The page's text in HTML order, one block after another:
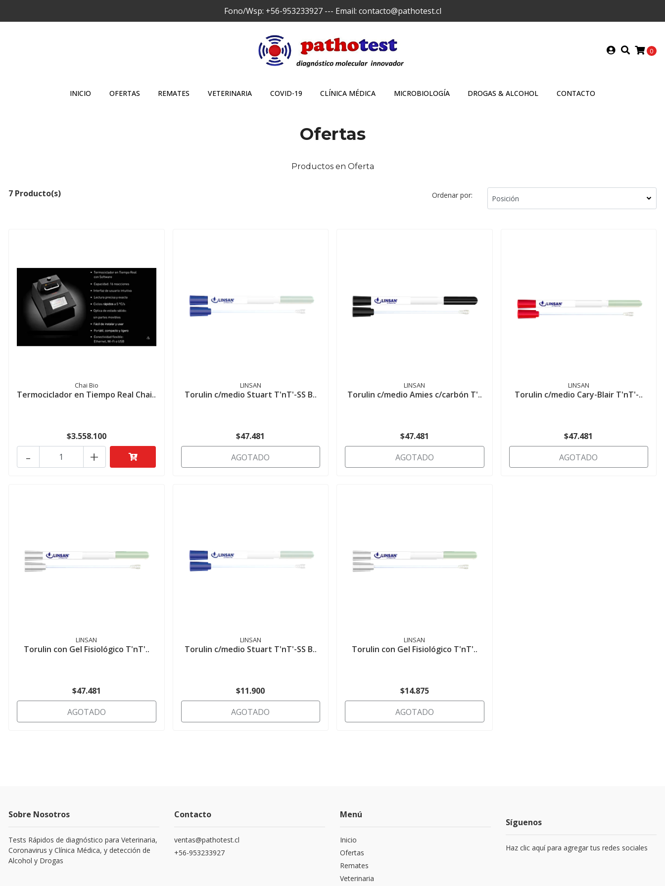
Fono/Wsp: +56-953233927 --- Email: contacto@pathotest.cl
0
INICIO OFERTAS REMATES VETERINARIA COVID-19 CLÍNICA MÉDICA MICROBIOLOGÍA DROGAS & ALCOHOL CONTACTO
Ofertas
Productos en Oferta
7 Producto(s) Ordenar por:
Chai Bio
Termociclador en Tiempo Real Chai..
$3.558.100
+
-
LINSAN
Torulin c/medio Stuart T'nT'-SS B..
$47.481
AGOTADO
LINSAN
Torulin c/medio Amies c/carbón T'..
$47.481
AGOTADO
LINSAN
Torulin c/medio Cary-Blair T'nT'-..
$47.481
AGOTADO
LINSAN
Torulin con Gel Fisiológico T'nT'..
$47.481
AGOTADO
LINSAN
Torulin c/medio Stuart T'nT'-SS B..
$11.900
AGOTADO
LINSAN
Torulin con Gel Fisiológico T'nT'..
$14.875
AGOTADO
Sobre Nosotros
Tests Rápidos de diagnóstico para Veterinaria,
Coronavirus y Clínica Médica, y detección de
Alcohol y Drogas
Contacto
ventas@pathotest.cl
+56-953233927
Menú
Inicio
Ofertas
Remates
Veterinaria
Síguenos
Haz clic aquí para agregar tus redes sociales